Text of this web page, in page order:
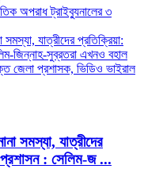
অপরাধ ট্রাইব্যুনালের ৩
সমস্যা, যাত্রীদের প্রতিক্রিয়া:
জিন্নাহ-সুব্রতরা এখনও বহাল
জেলা প্রশাসক, ভিডিও ভাইরাল
সমস্যা, যাত্রীদের
প্রশাসন : সেলিম-জ ...